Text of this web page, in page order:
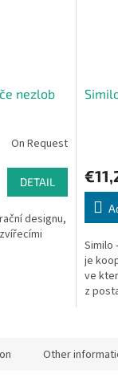
nezlob
On Request
DETAIL
designu,
Similo
je
ve
z
Other